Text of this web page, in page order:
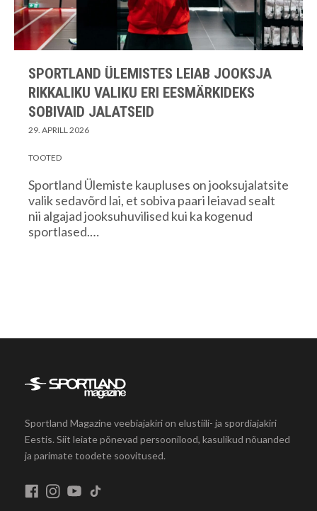
SPORTLAND ÜLEMISTES LEIAB JOOKSJA
RIKKALIKU VALIKU ERI EESMÄRKIDEKS
SOBIVAID JALATSEID
29. APRILL 2026
TOOTED
Sportland Ülemiste kaupluses on jooksujalatsite
valik sedavõrd lai, et sobiva paari leiavad sealt
nii algajad jooksuhuvilised kui ka kogenud
sportlased.…
Sportland Magazine veebiajakiri on elustiili- ja spordiajakiri
Eestis. Siit leiate põnevad persoonilood, kasulikud nõuanded
ja parimate toodete soovitused.